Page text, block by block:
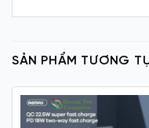
SẢN PHẨM TƯƠNG